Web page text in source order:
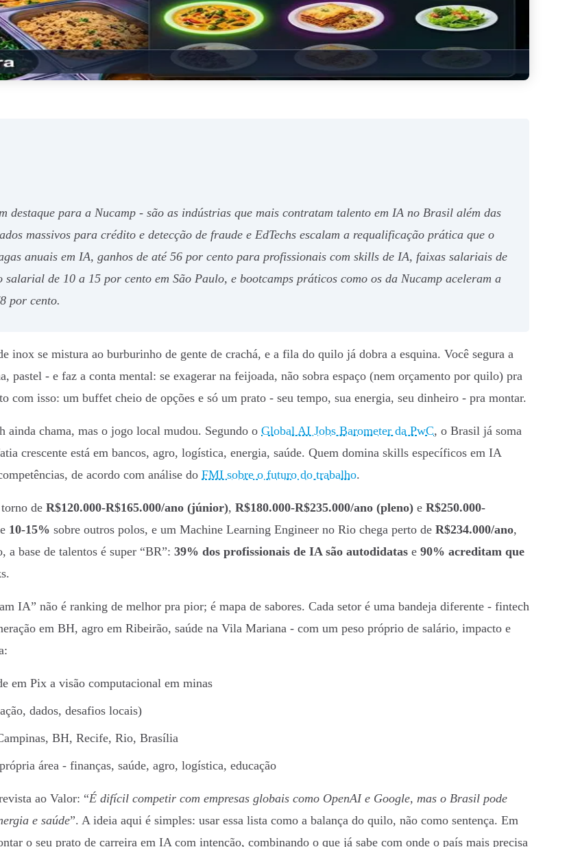
destaque para a Nucamp - são as indústrias que mais contratam talento em IA no Brasil além das
massivos para crédito e detecção de fraude e EdTechs escalam a requalificação prática que o
anuais em IA, ganhos de até 56 por cento para profissionais com skills de IA, faixas salariais de
de 10 a 15 por cento em São Paulo, e bootcamps práticos como os da Nucamp aceleram a
por cento.
inox se mistura ao burburinho de gente de crachá, e a fila do quilo já dobra a esquina. Você segura a
pastel - e faz a conta mental: se exagerar na feijoada, não sobra espaço (nem orçamento por quilo) pra
com isso: um buffet cheio de opções e só um prato - seu tempo, sua energia, seu dinheiro - pra montar.
ainda chama, mas o jogo local mudou. Segundo o Global AI Jobs Barometer da PwC, o Brasil já soma
crescente está em bancos, agro, logística, energia, saúde. Quem domina skills específicos em IA
de acordo com análise do FMI sobre o futuro do trabalho.
de R$120.000-R$165.000/ano (júnior), R$180.000-R$235.000/ano (pleno) e R$250.000-
10-15% sobre outros polos, e um Machine Learning Engineer no Rio chega perto de R$234.000/ano,
base de talentos é super “BR”: 39% dos profissionais de IA são autodidatas e 90% acreditam que
IA” não é ranking de melhor pra pior; é mapa de sabores. Cada setor é uma bandeja diferente - fintech
em BH, agro em Ribeirão, saúde na Vila Mariana - com um peso próprio de salário, impacto e
em Pix a visão computacional em minas
dados, desafios locais)
BH, Recife, Rio, Brasília
área - finanças, saúde, agro, logística, educação
ao Valor: “É difícil competir com empresas globais como OpenAI e Google, mas o Brasil pode
e saúde”. A ideia aqui é simples: usar essa lista como a balança do quilo, não como sentença. Em
o seu prato de carreira em IA com intenção, combinando o que já sabe com onde o país mais precisa